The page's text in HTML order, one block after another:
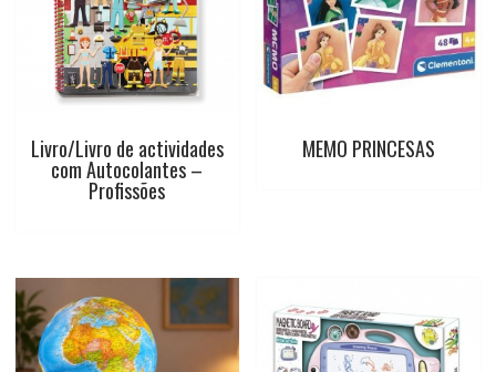
Livro/Livro de actividades
com Autocolantes –
Profissões
MEMO PRINCESAS